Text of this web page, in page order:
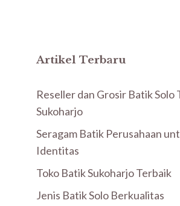
Artikel Terbaru
Reseller dan Grosir Batik Solo
Sukoharjo
Seragam Batik Perusahaan
Identitas
Toko Batik Sukoharjo Terbaik
Jenis Batik Solo Berkualitas